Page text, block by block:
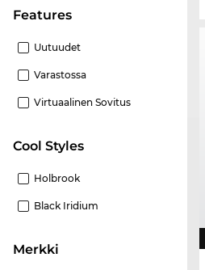
Features
Uutuudet
Varastossa
Virtuaalinen Sovitus
Cool Styles
Holbrook
Black Iridium
Merkki